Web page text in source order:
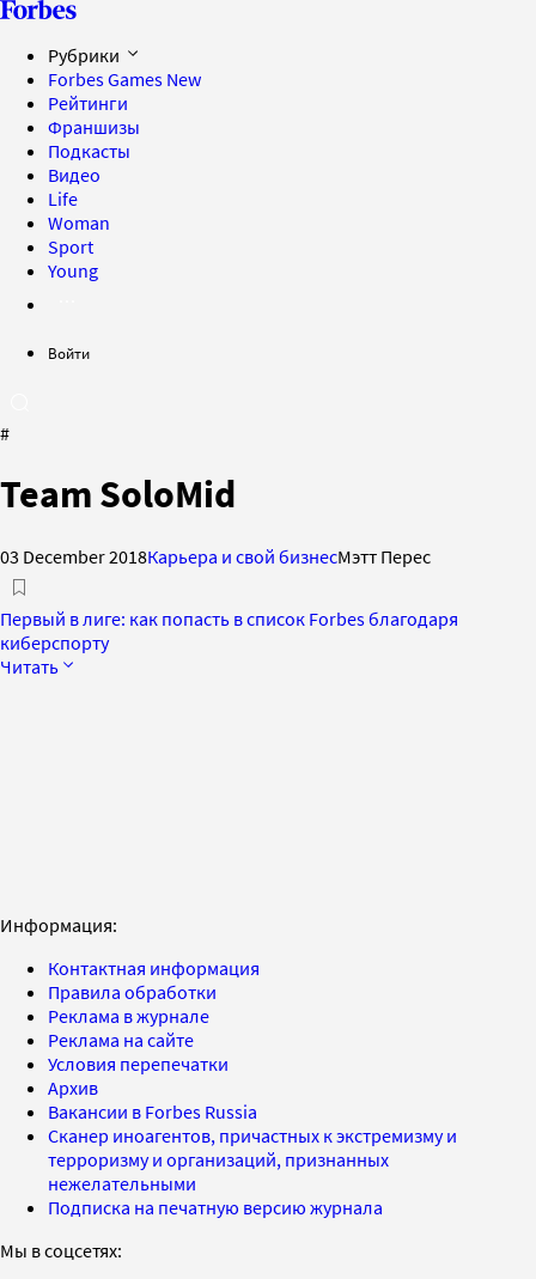
Рубрики
Forbes Games New
Рейтинги
Франшизы
Подкасты
Видео
Life
Woman
Sport
Young
Войти
#
Team SoloMid
03 December 2018Карьера и свой бизнесМэтт Перес
Первый в лиге: как попасть в список Forbes благодаря
киберспорту
Читать
Информация:
Контактная информация
Правила обработки
Реклама в журнале
Реклама на сайте
Условия перепечатки
Архив
Вакансии в Forbes Russia
Сканер иноагентов, причастных к экстремизму и
терроризму и организаций, признанных
нежелательными
Подписка на печатную версию журнала
Мы в соцсетях: